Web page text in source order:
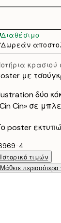
50x70 cm
Διαθέσιμο
Δωρεάν
κρασιού
με
δύο
Cin» σε
poster
4
Ιστορικό τιμών
Μάθετε περισσότερα